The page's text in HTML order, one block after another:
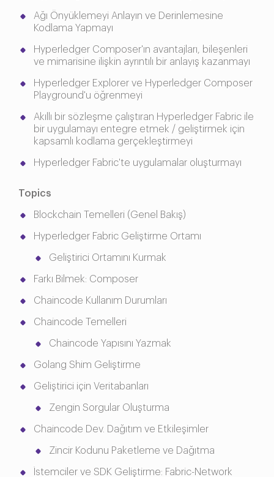
Ağı Önyüklemeyi Anlayın ve Derinlemesine
Kodlama Yapmayı
Hyperledger Composer'ın avantajları, bileşenleri
ve mimarisine ilişkin ayrıntılı bir anlayış kazanmayı
Hyperledger Explorer ve Hyperledger Composer
Playground'u öğrenmeyi
Akıllı bir sözleşme çalıştıran Hyperledger Fabric ile
bir uygulamayı entegre etmek / geliştirmek için
kapsamlı kodlama gerçekleştirmeyi
Hyperledger Fabric'te uygulamalar oluşturmayı
Topics
Blockchain Temelleri (Genel Bakış)
Hyperledger Fabric Geliştirme Ortamı
Geliştirici Ortamını Kurmak
Farkı Bilmek: Composer
Chaincode Kullanım Durumları
Chaincode Temelleri
Chaincode Yapısını Yazmak
Golang Shim Geliştirme
Geliştirici için Veritabanları
Zengin Sorgular Oluşturma
Chaincode Dev. Dağıtım ve Etkileşimler
Zincir Kodunu Paketleme ve Dağıtma
İstemciler ve SDK Geliştirme: Fabric-Network